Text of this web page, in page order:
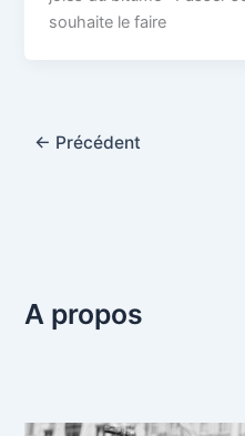
souhaite le faire
← Précédent
A propos